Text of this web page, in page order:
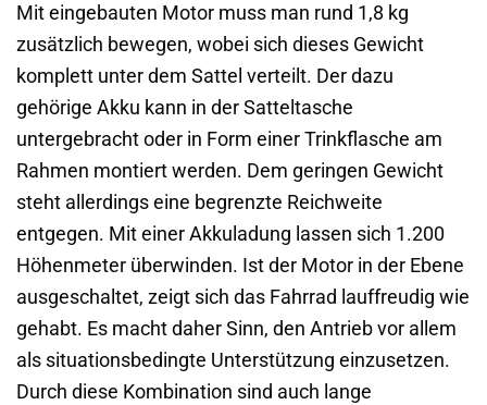
Mit eingebauten Motor muss man rund 1,8 kg
zusätzlich bewegen, wobei sich dieses Gewicht
komplett unter dem Sattel verteilt. Der dazu
gehörige Akku kann in der Satteltasche
untergebracht oder in Form einer Trinkflasche am
Rahmen montiert werden. Dem geringen Gewicht
steht allerdings eine begrenzte Reichweite
entgegen. Mit einer Akkuladung lassen sich 1.200
Höhenmeter überwinden. Ist der Motor in der Ebene
ausgeschaltet, zeigt sich das Fahrrad lauffreudig wie
gehabt. Es macht daher Sinn, den Antrieb vor allem
als situationsbedingte Unterstützung einzusetzen.
Durch diese Kombination sind auch lange